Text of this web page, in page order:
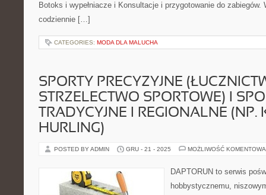
Botoks i wypełniacze i Konsultacje i przygotowanie do
codziennie […]
CATEGORIES: MODA DLA MALUCHA
SPORTY PRECYZYJNE
STRZELECTWO SPORTOWE) I
TRADYCYJNE I REGIONALNE
HURLING)
POSTED BY ADMIN GRU - 21 - 2025 MOŻLIWOŚĆ
DAPTORUN to serwis
hobbystycznemu,